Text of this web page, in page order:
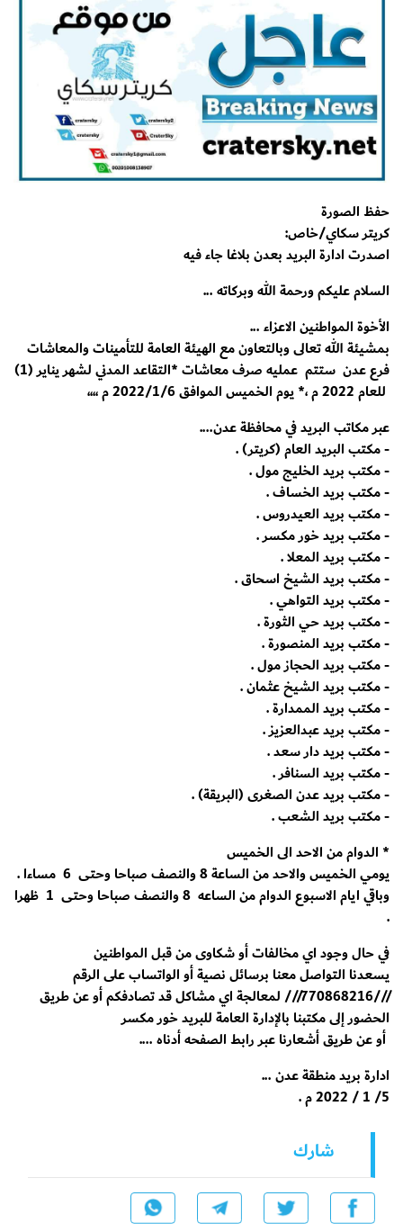
حفظ الصورة
كريتر سكاي/خاص:
اصدرت ادارة البريد بعدن بلاغا جاء فيه
السلام عليكم ورحمة الله وبركاته ...
الأخوة المواطنين الاعزاء ...
بمشيئة الله تعالى وبالتعاون مع الهيئة العامة للتأمينات والمعاشات
فرع عدن ستتم عمليه صرف معاشات *التقاعد المدني لشهر يناير (1)
للعام 2022 م ،* يوم الخميس الموافق 2022/1/6 م ،،،،
عبر مكاتب البريد في محافظة عدن....
- مكتب البريد العام (كريتر) .
- مكتب بريد الخليج مول .
- مكتب بريد الخساف .
- مكتب بريد العيدروس .
- مكتب بريد خور مكسر .
- مكتب بريد المعلا .
- مكتب بريد الشيخ اسحاق .
- مكتب بريد التواهي .
- مكتب بريد حي الثورة .
- مكتب بريد المنصورة .
- مكتب بريد الحجاز مول .
- مكتب بريد الشيخ عثمان .
- مكتب بريد الممدارة .
- مكتب بريد عبدالعزيز .
- مكتب بريد دار سعد .
- مكتب بريد السنافر .
- مكتب بريد عدن الصغرى (البريقة) .
- مكتب بريد الشعب .
* الدوام من الاحد الى الخميس
يومي الخميس والاحد من الساعة 8 والنصف صباحا وحتى 6 مساءا .
وباقي ايام الاسبوع الدوام من الساعه 8 والنصف صباحا وحتى 1 ظهرا
.
في حال وجود اي مخالفات أو شكاوى من قبل المواطنين
يسعدنا التواصل معنا برسائل نصية أو الواتساب على الرقم
///770868216/// لمعالجة اي مشاكل قد تصادفكم أو عن طريق
الحضور إلى مكتبنا بالإدارة العامة للبريد خور مكسر
أو عن طريق أشعارنا عبر رابط الصفحه أدناه ....
ادارة بريد منطقة عدن ...
5/ 1 / 2022 م .
شارك